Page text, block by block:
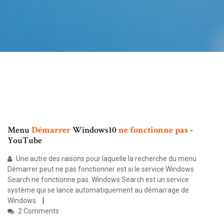
MenuDémarrerWindows10nefonctionnepas-
YouTube
Une autre des raisons pour laquelle la recherche du menu
Démarrer peut ne pas fonctionner est si le service Windows
Search ne fonctionne pas. Windows Search est un service
système qui se lance automatiquement au démarrage de
Windows.
2 Comments